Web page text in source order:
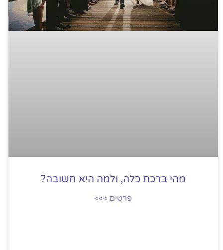
מהי ברכת כלה, ולמה היא חשובה?
פרטים >>>